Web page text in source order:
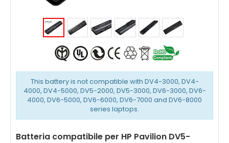
This battery is not compatible with DV4-3000, DV4-
4000, DV4-5000, DV5-2000, DV5-3000, DV6-3000, DV6-
4000, DV6-5000, DV6-6000, DV6-7000 and DV6-8000
series laptops.
Batteria compatibile per HP Pavilion DV5-